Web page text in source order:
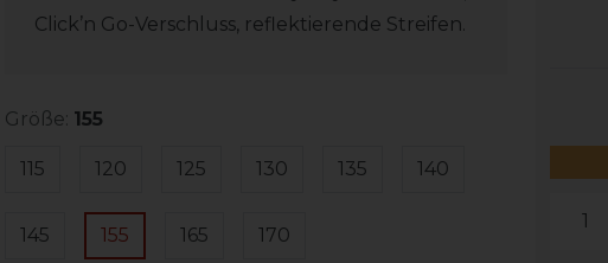
Click’n Go-Verschluss, reflektierende Streifen.
Größe: 155
115 120 125 130 135 140
145 155 165 170